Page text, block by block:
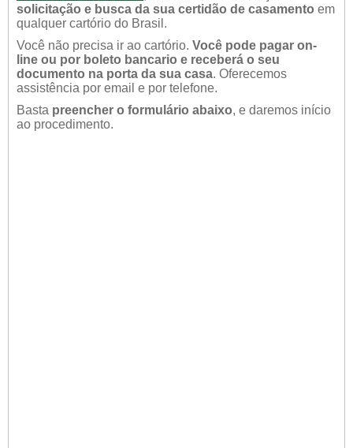
solicitação e busca da sua certidão de casamento em
qualquer cartório do Brasil.
Você não precisa ir ao cartório. Você pode pagar on-
line ou por boleto bancario e receberá o seu
documento na porta da sua casa. Oferecemos
assistência por email e por telefone.
Basta preencher o formulário abaixo, e daremos início
ao procedimento.